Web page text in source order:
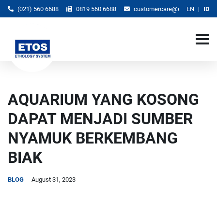
(021) 560 6688 0819 560 6688 customercare@etos.co.id
EN ID
AQUARIUM YANG KOSONG
DAPAT MENJADI SUMBER
NYAMUK BERKEMBANG
BIAK
BLOG August 31, 2023